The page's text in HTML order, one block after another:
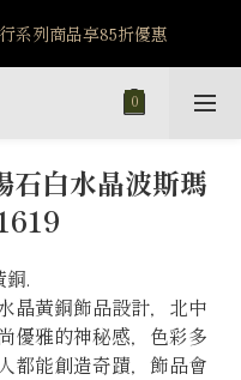
系列商品享85折優惠
系列商品享85折優惠
區 項鍊 X 戒指 X 手鍊 享福
冊，踏上飾品的奇幻之旅
列商品享85折優惠
石白水晶波斯瑪
.
晶黃銅飾品設計，北中
優雅的神秘感，色彩多
都能創造奇蹟，飾品會